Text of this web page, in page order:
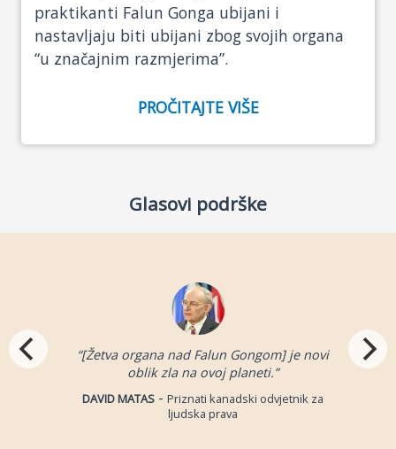
praktikanti Falun Gonga ubijani i
nastavljaju biti ubijani zbog svojih organa
“u značajnim razmjerima”.
PROČITAJTE VIŠE
Glasovi podrške
“[Žetva organa nad Falun Gongom] je novi
oblik zla na ovoj planeti.”
DAVID MATAS- Priznati kanadski odvjetnik za
ljudska prava